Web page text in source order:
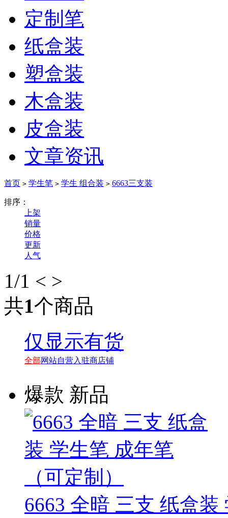
定制笔
纸盒装
塑盒装
木盒装
皮盒装
文章资讯
首页 > 学生笔 > 学生 组合装 > 6663三支装
排序：
上架
销量
价格
更新
人气
1/1 < >
共1个商品
仅显示有货
全部网站自营入驻商店铺
爆款 新品
6663 全暗 三支 纸盒